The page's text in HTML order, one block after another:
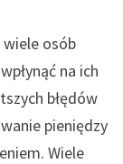
wiele osób
na ich
błędów
pieniędzy
Wiele